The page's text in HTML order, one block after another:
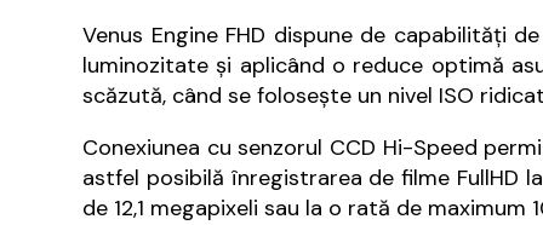
Venus Engine FHD dispune de capabilităţi
luminozitate şi aplicând o reduce optimă
scăzută, când se foloseşte un nivel ISO
Conexiunea cu senzorul CCD Hi-Speed
astfel posibilă înregistrarea de filme FullHD
de 12,1 megapixeli sau la o rată de